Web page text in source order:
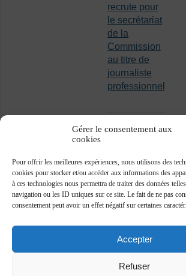
Gérer le consentement aux
cookies
Pour offrir les meilleures expériences, nous utilisons des
cookies pour stocker et/ou accéder aux informations des
à ces technologies nous permettra de traiter des données
navigation ou les ID uniques sur ce site. Le fait de ne pas
consentement peut avoir un effet négatif sur certaines
Accepter
Refuser
recrute pour
le secrétariat
de la
Commission
au titre de
journaliste
professionnel